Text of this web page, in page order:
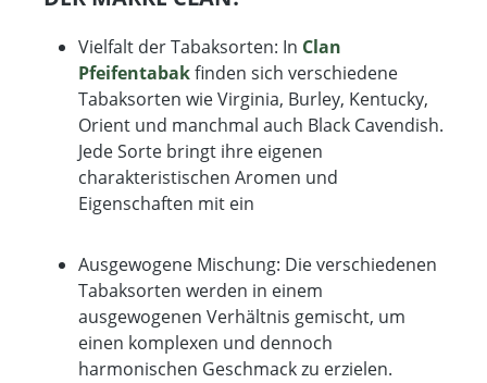
Vielfalt der Tabaksorten: In Clan
Pfeifentabakfinden sich verschiedene
Tabaksorten wie Virginia, Burley, Kentucky,
Orient und manchmal auch Black Cavendish.
Jede Sorte bringt ihre eigenen
charakteristischen Aromen und
Eigenschaften mit ein
Ausgewogene Mischung: Die verschiedenen
Tabaksorten werden in einem
ausgewogenen Verhältnis gemischt, um
einen komplexen und dennoch
harmonischen Geschmack zu erzielen.